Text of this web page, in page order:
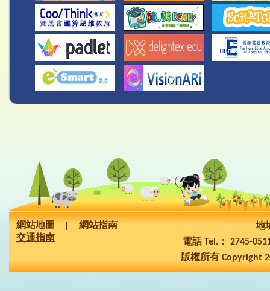
網站地圖
網站指南
交通指南
地
電話 Tel.： 2745-
版權所有 Copyright